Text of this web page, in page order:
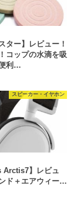
ター】レビュー！
コップの水滴を吸
利…
スピーカー・イヤホン
Arctis7】レビュ
ド＋エアウィー…